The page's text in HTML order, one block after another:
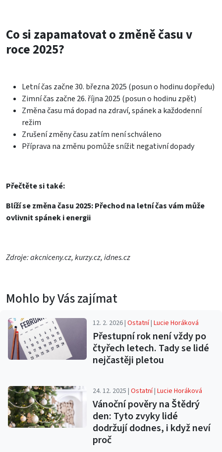
Co si zapamatovat o změně času v
roce 2025?
Letní čas začne 30. března 2025 (posun o hodinu dopředu)
Zimní čas začne 26. října 2025 (posun o hodinu zpět)
Změna času má dopad na zdraví, spánek a každodenní
režim
Zrušení změny času zatím není schváleno
Příprava na změnu pomůže snížit negativní dopady
Přečtěte si také:
Blíží se změna času 2025: Přechod na letní čas vám může
ovlivnit spánek i energii
Zdroje: akcniceny.cz, kurzy.cz, idnes.cz
Mohlo by Vás zajímat
12. 2. 2026 |Ostatní|Lucie Horáková
Přestupní rok není vždy po
čtyřech letech. Tady se lidé
nejčastěji pletou
24. 12. 2025 |Ostatní|Lucie Horáková
Vánoční pověry na Štědrý
den: Tyto zvyky lidé
dodržují dodnes, i když neví
proč